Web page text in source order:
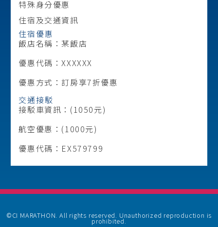
特殊身分優惠
住宿及交通資訊
住宿優惠
飯店名稱：某飯店
優惠代碼：XXXXXX
優惠方式：訂房享7折優惠
交通接駁
接駁車資訊：(1050元)
航空優惠：(1000元)
優惠代碼：EX579799
©CI MARATHON. All rights reserved. Unauthorized reproduction is
prohibited.